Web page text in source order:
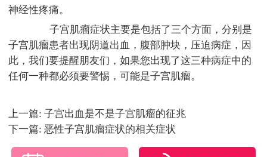
神经性疼痛。
子宫肌瘤症状主要是包括了三个方面，分别是
子宫肌瘤患者出现阴道出血，腹部肿块，压迫病症，因
此，我们要提醒朋友们，如果您出现了这三种病症中的
任何一种都必须要警惕，可能是子宫肌瘤。
上一篇: 子宫出血是不是子宫肌瘤的征兆
下一篇: 恶性子宫肌瘤症状的相关症状